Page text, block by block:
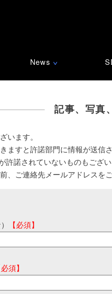
News ∨
記事、写真
います。
ますと許諾部門に情報が送信
許諾されていないものもござ
、ご連絡先メールアドレスを
【必須】
必須】